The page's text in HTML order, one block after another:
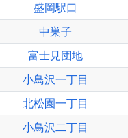
盛岡駅口
中巣子
富士見団地
小鳥沢一丁目
北松園一丁目
小鳥沢二丁目